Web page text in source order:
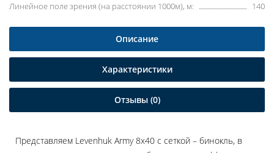
Линейное поле зрения (на расстоянии 1000м), м:
140
Описание
Характеристики
Отзывы (0)
Представляем Levenhuk Army 8x40 с сеткой – бинокль, в